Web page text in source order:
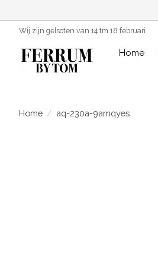
Wij zijn gelsoten van 14 tm 18 februari
Home
Home / aq-230a-9amqyes